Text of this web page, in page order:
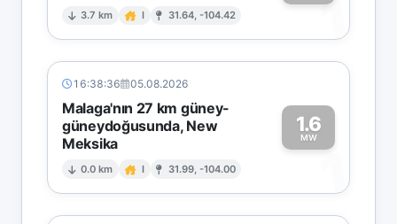
3.7 km I 31.64, -104.42 1
16:38:36 05.08.2026
Malaga'nın 27 km güney-
güneydoğusunda, New
Meksika
0.0 km I 31.99, -104.00
1.6
MW
1